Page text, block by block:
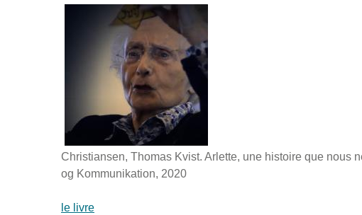
Christiansen, Thomas Kvist. Arlette, une histoire que nous
og Kommunikation, 2020
le livre